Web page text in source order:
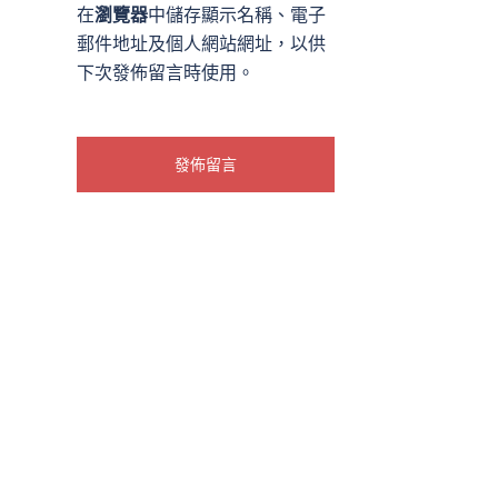
在瀏覽器中儲存顯示名稱、電子
郵件地址及個人網站網址，以供
下次發佈留言時使用。